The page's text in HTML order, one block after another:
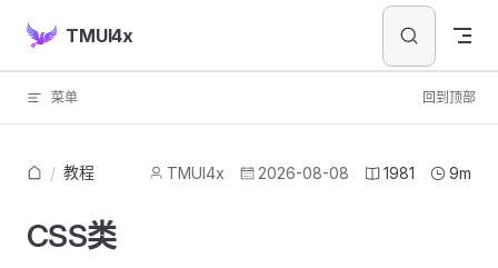
Skip to content
TMUI4x
菜单 回到顶部
/ 教程 TMUI4x 2026-08-08 1981 9m
CSS类